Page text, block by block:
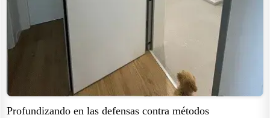
Profundizando en las defensas contra métodos